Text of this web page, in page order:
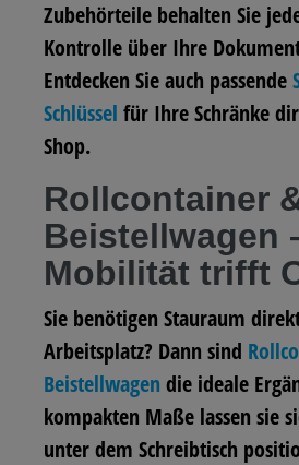
Zubehörteile behalten Sie
Kontrolle über Ihre
Entdecken Sie auch passende
Schlüssel für Ihre Schränke
Shop.
Rollcontainer
Beistellwagen
Mobilität trifft
Sie benötigen Stauraum
Arbeitsplatz? Dann sind
Beistellwagen die ideale
kompakten Maße lassen sie
unter dem Schreibtisch